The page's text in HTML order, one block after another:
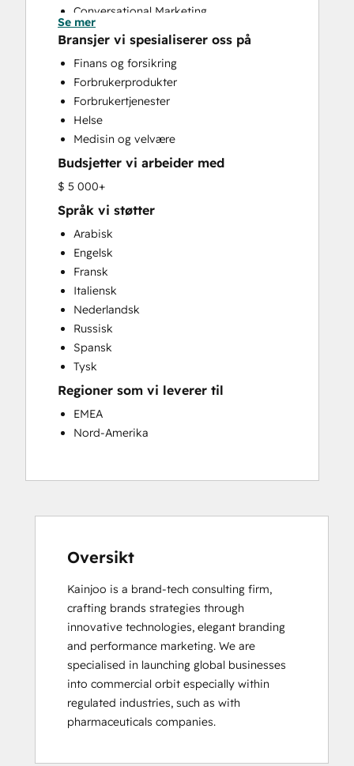
Conversational Marketing
CRM Implementation
CRM Migration
Customer Marketing
Customer Success Training
Customer Support Training
Customer Survey and Analysis
Email Marketing
Full Inbound Marketing Services
Help Desk Implementation
Knowledge Base Development
Paid Advertising
Public Relations
Sales and Marketing Alignment
Sales Coaching and Training
Sales Enablement
Search Engine Optimization
Social Media
Video Production
Website Design
Website Development
Website Migration
Se mer
Bransjer vi spesialiserer oss på
Finans og forsikring
Forbrukerprodukter
Forbrukertjenester
Helse
Medisin og velvære
Budsjetter vi arbeider med
$ 5 000+
Språk vi støtter
Arabisk
Engelsk
Fransk
Italiensk
Nederlandsk
Russisk
Spansk
Tysk
Regioner som vi leverer til
EMEA
Nord-Amerika
Oversikt
Kainjoo is a brand-tech consulting firm,
crafting brands strategies through
innovative technologies, elegant branding
and performance marketing. We are
specialised in launching global businesses
into commercial orbit especially within
regulated industries, such as with
pharmaceuticals companies.